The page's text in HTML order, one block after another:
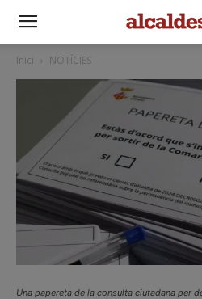
Inici NOTÍCIES
Una papereta de la consulta ciutadana per